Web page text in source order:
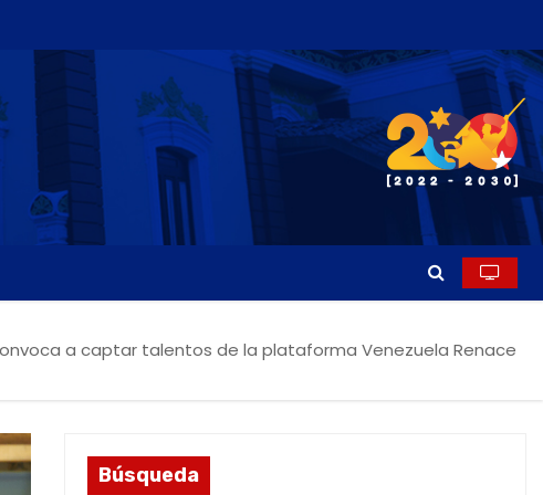
a captar talentos de la plataforma Venezuela Renace
Búsqueda